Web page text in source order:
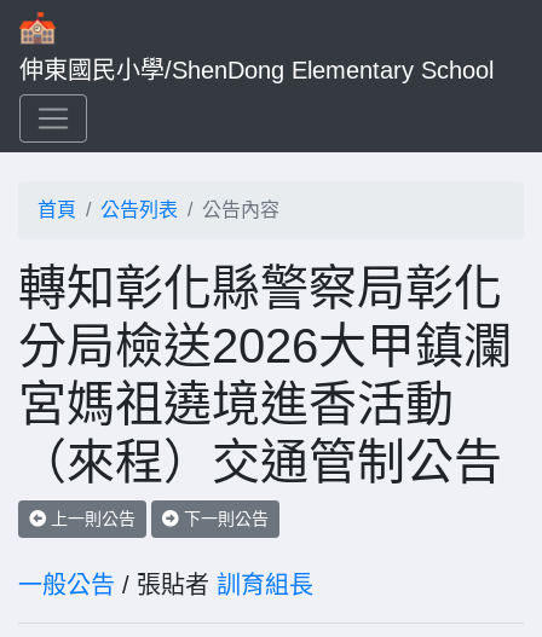
伸東國民小學/ShenDong Elementary School
首頁 公告列表 公告內容
轉知彰化縣警察局彰化
分局檢送2026大甲鎮瀾
宮媽祖遶境進香活動
（來程）交通管制公告
上一則公告 下一則公告
一般公告 / 張貼者 訓育組長